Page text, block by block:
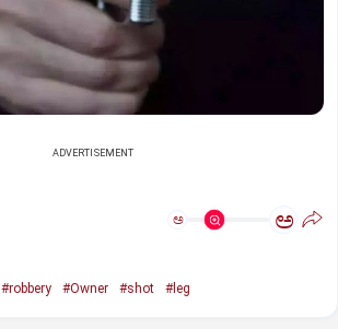
ADVERTISEMENT
ಅ ಅ
#robbery #Owner #shot #leg